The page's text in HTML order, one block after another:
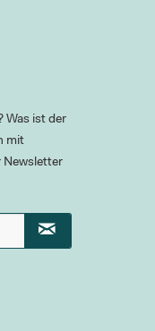
Was ist der
mit
Newsletter